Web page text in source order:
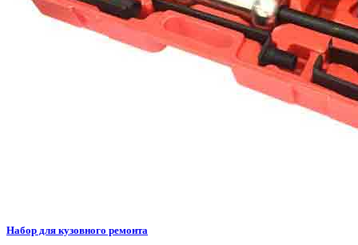
Набор для кузовного ремонта